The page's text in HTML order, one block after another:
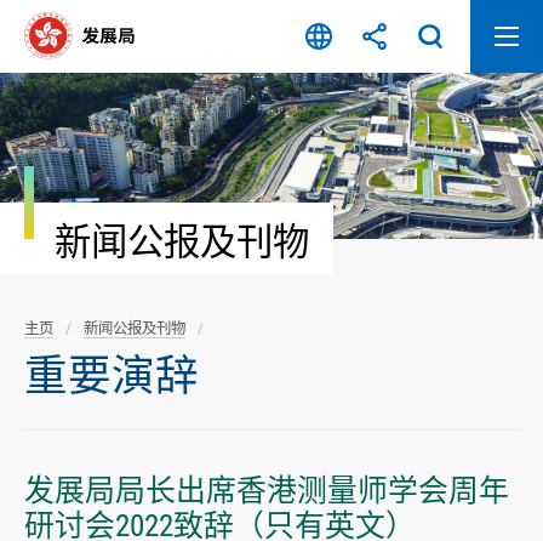
容
开
始
新闻公报及刊物
主页 新闻公报及刊物
重要演辞
发展局局长出席香港测量师学会周年
研讨会2022致辞（只有英文）